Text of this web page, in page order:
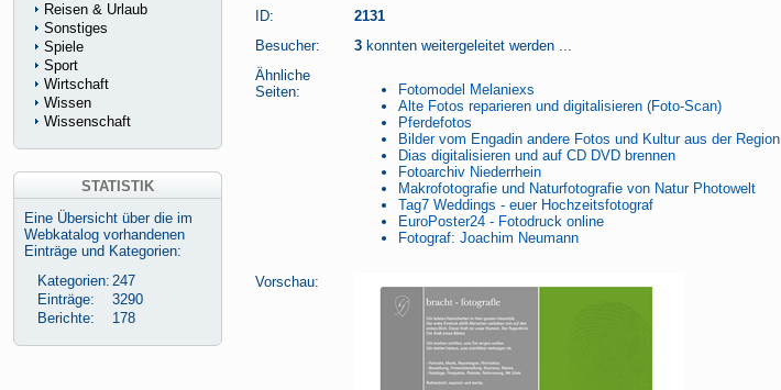
ID:
2131
Besucher:
3 konnten weitergeleitet werden ...
Ähnliche
Seiten:
Fotomodel Melaniexs
Alte Fotos reparieren und digitalisieren (Foto-Scan)
Pferdefotos
Bilder vom Engadin andere Fotos und Kultur aus der Region
Dias digitalisieren und auf CD DVD brennen
Fotoarchiv Niederrhein
Makrofotografie und Naturfotografie von Natur Photowelt
Tag7 Weddings - euer Hochzeitsfotograf
EuroPoster24 - Fotodruck online
Fotograf: Joachim Neumann
Vorschau:
Reisen & Urlaub
Sonstiges
Spiele
Sport
Wirtschaft
Wissen
Wissenschaft
STATISTIK
Eine Übersicht über die im
Webkatalog vorhandenen
Einträge und Kategorien:
Kategorien: 247
Einträge:
3290
Berichte:
178